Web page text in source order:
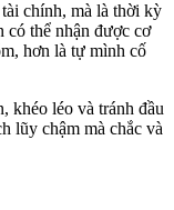
chính, mà là thời kỳ
có thể nhận được cơ
hơn là tự mình cố
khéo léo và tránh đầu
lũy chậm mà chắc và